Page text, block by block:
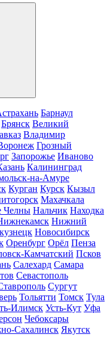
Барнаул
Брянск Великий
Владимир
Грозный
Запорожье Иваново
Калининград
на-Амуре
Курган Курск Кызыл
Махачкала
Челны Нальчик Находка
Нижний
Новосибирск
Оренбург Орёл Пенза
Камчатский Псков
Салехард Самара
Севастополь
Сургут
Тольятти Томск Тула
Илимск Усть-Кут Уфа
Чебоксары
Сахалинск Якутск